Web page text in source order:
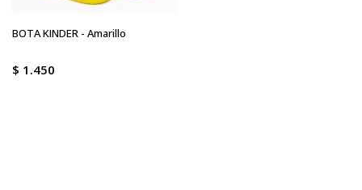
BOTA KINDER - Amarillo
$ 1.450